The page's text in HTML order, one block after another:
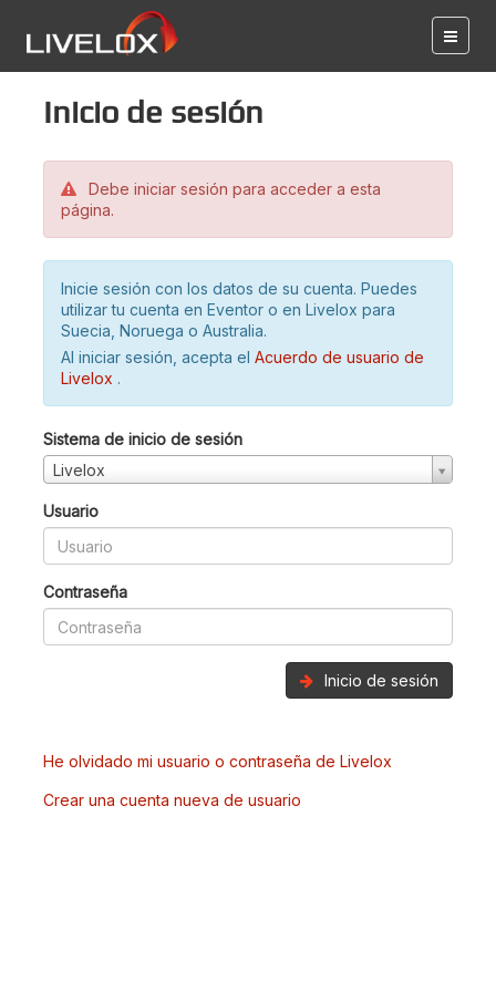
Inicio de sesión
Debe iniciar sesión para acceder a esta
página.
Inicie sesión con los datos de su cuenta. Puedes
utilizar tu cuenta en Eventor o en Livelox para
Suecia, Noruega o Australia.
Al iniciar sesión, acepta el Acuerdo de usuario de
Livelox .
Sistema de inicio de sesión
Livelox
Usuario
Contraseña
Inicio de sesión
He olvidado mi usuario o contraseña de Livelox
Crear una cuenta nueva de usuario